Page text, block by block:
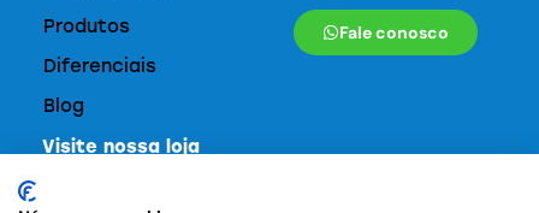
Produtos
Diferenciais
Blog
Fale conosco
Visite nossa loja